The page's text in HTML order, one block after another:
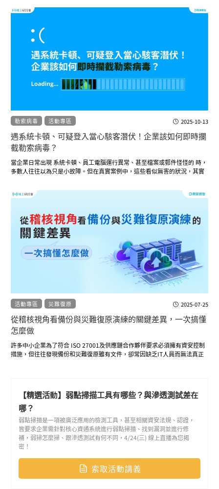
戰略強化防禦，抵擋駭客入侵途徑。
勒索病毒 活動專區
資安風險
2025-10-13
遇系統卡頓、可疑登入當心駭客潛伏！企業該如何即時攔
截勒索病毒？
當企業日常出現 系統卡頓、員工電腦運行異常、甚至檔案或郵件怪怪的 時，
多數人往往以為只是小故障。但在真實案例中，這些看似無害的狀況，其實
時，企業才驚覺「原來早就被入侵」。
本場活動將帶您了解：
為何即時偵測是阻止勒索病毒擴散的關鍵
如何透過 日誌關聯、流量管控、防火牆策略，讓潛伏威脅無所遁形
如果您的公司曾遇過系統突然變慢、郵件或檔案異常、或是不明的登入紀
錄，這場活動能幫助您判斷：那到底只是單純的 IT 故障，還是駭客已經在內
部活動？透過實務
活動專區 災難復原 2025-07-25
從稽核視角看備份與災難復原演練的關鍵差異，一次搞懂
怎麼做
許多中小企業為了符合 ISO 27001及供應鏈合作夥伴要求必須擁有資安控制
措施，但往往發現備份和災難復原雖有文件，卻常因缺乏IT人員而無法真正
【精選活動】弱點掃描工具有哪些？與滲透測試差在
哪？
弱點掃描是一項被廣泛應用的檢測工具，甚至相關資安法規、認證，
皆要求企業需針對核心資通系統進行弱點掃描、找到漏洞並進行修
補，弱掃怎麼掃、跟滲透測試有何不同，4/24(三) 線上直播為您揭
密！
索取活動講義